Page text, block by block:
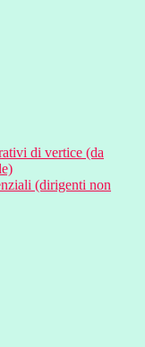
di vertice (da
(dirigenti non